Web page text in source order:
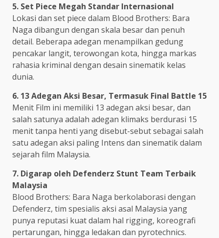
5. Set Piece Megah Standar Internasional
Lokasi dan set piece dalam Blood Brothers: Bara
Naga dibangun dengan skala besar dan penuh
detail. Beberapa adegan menampilkan gedung
pencakar langit, terowongan kota, hingga markas
rahasia kriminal dengan desain sinematik kelas
dunia.
6. 13 Adegan Aksi Besar, Termasuk Final Battle 15
Menit Film ini memiliki 13 adegan aksi besar, dan
salah satunya adalah adegan klimaks berdurasi 15
menit tanpa henti yang disebut-sebut sebagai salah
satu adegan aksi paling Intens dan sinematik dalam
sejarah film Malaysia.
7. Digarap oleh Defenderz Stunt Team Terbaik
Malaysia
Blood Brothers: Bara Naga berkolaborasi dengan
Defenderz, tim spesialis aksi asal Malaysia yang
punya reputasi kuat dalam hal rigging, koreografi
pertarungan, hingga ledakan dan pyrotechnics.